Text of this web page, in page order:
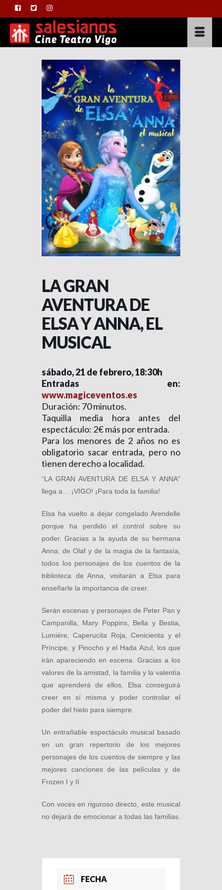
LA GRAN
AVENTURA DE
ELSA Y ANNA, EL
MUSICAL
sábado, 21 de febrero, 18:30h
Entradas en:
www.magiceventos.es
Duración: 70 minutos.
Taquilla media hora antes del
espectáculo: 2€ más por entrada.
Para los menores de 2 años no es
obligatorio sacar entrada, pero no
tienen derecho a localidad.
“LA GRAN AVENTURA DE ELSA Y ANNA”
llega a… ¡VIGO! ¡Para toda la familia!
Elsa ha vuelto a dejar congelado Arendelle
porque ha perdido el control sobre su
poder. Gracias a la ayuda de su hermana
Anna, de Olaf y de la magia de la fantasía,
todos los personajes de los cuentos de la
biblioteca de Anna, visitarán a Elsa para
enseñarle la importancia de creer.
Serán escenas y personajes de Peter Pan y
Campanilla, Mary Poppins, Bella y Bestia,
Lumiére, Caperucita Roja, Cenicienta y el
Príncipe, y Pinocho y el Hada Azul, los que
irán apareciendo en escena. Gracias a los
valores de la amistad, la familia y la valentía
que aprenderá de ellos, Elsa conseguirá
creer en sí misma y poder controlar el
poder del hielo para siempre.
Un entrañable espectáculo musical basado
en un gran repertorio de los mejores
personajes de los cuentos de siempre y las
mejores canciones de las películas y de
Frozen I y II.
Con voces en riguroso directo, este musical
no dejará de emocionar a todas las familias.
FECHA